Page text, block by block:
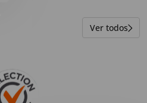
Ver todos